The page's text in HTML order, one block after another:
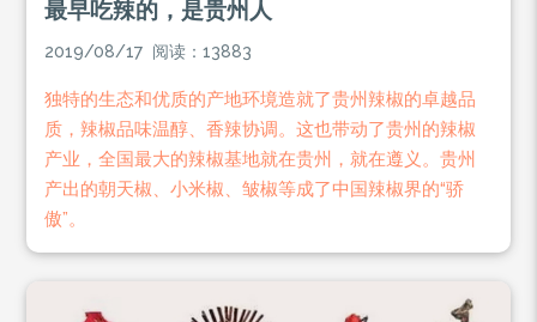
最早吃辣的，是贵州人
2019/08/17 阅读：13883
独特的生态和优质的产地环境造就了贵州辣椒的卓越品
质，辣椒品味温醇、香辣协调。这也带动了贵州的辣椒
产业，全国最大的辣椒基地就在贵州，就在遵义。贵州
产出的朝天椒、小米椒、皱椒等成了中国辣椒界的“骄
傲”。